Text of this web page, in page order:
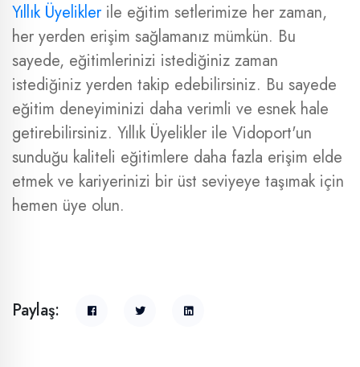
Yıllık Üyeliklerile eğitim setlerimize her zaman,
her yerden erişim sağlamanız mümkün. Bu
sayede, eğitimlerinizi istediğiniz zaman
istediğiniz yerden takip edebilirsiniz. Bu sayede
eğitim deneyiminizi daha verimli ve esnek hale
getirebilirsiniz. Yıllık Üyelikler ile Vidoport'un
sunduğu kaliteli eğitimlere daha fazla erişim elde
etmek ve kariyerinizi bir üst seviyeye taşımak için
hemen üye olun.
Paylaş: